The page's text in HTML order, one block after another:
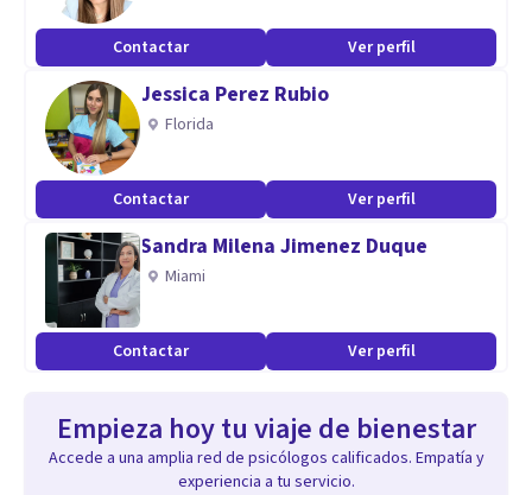
Contactar Ver perfil
Jessica Perez Rubio
Florida
Contactar Ver perfil
Sandra Milena Jimenez Duque
Miami
Contactar Ver perfil
Empieza hoy tu viaje de bienestar
Accede a una amplia red de psicólogos calificados. Empatía y
experiencia a tu servicio.